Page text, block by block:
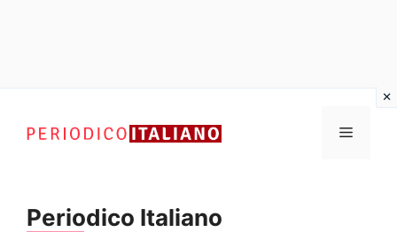
contenuto
Menu
Periodico Italiano